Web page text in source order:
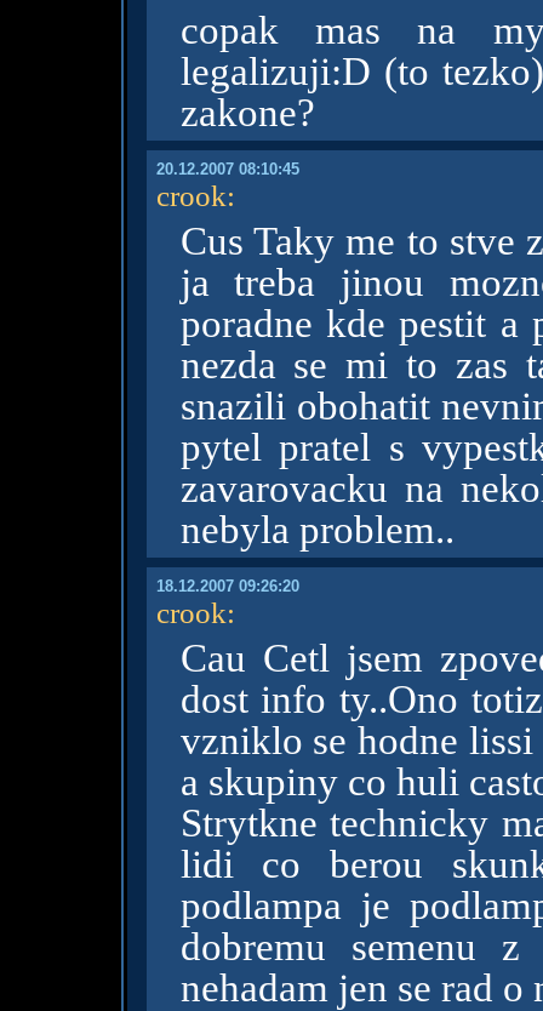
copak mas na
legalizuji:D (to
zakone?
20.12.2007 08:10:45
crook:
Cus Taky me to stve
ja treba jinou
poradne kde pestit a
nezda se mi to zas
snazili obohatit
pytel pratel s
zavarovacku na
nebyla problem..
18.12.2007 09:26:20
crook:
Cau Cetl jsem
dost info ty..Ono
vzniklo se hodne
a skupiny co huli
Strytkne technicky
lidi co berou
podlampa je
dobremu semenu
nehadam jen se rad o